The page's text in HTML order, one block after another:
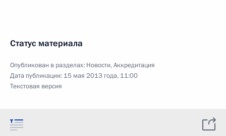
Статус материала
Опубликован в разделах: Новости,Аккредитация
Дата публикации: 15 мая 2013 года, 11:00
Текстовая версия